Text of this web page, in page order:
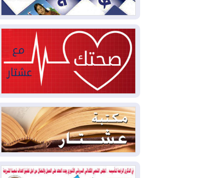
2026-08-03رئيس إقليم كوردستان في
2026-08-03
العراق يؤكد مجدداً التزامه
بمنع الهجمات على الدول المجاورة
2026-08-03
العجز والاقتراض يطوقان
المالية العراقية.. اقتراض يتجاوز 3 تريليونات
دينار!
2026-08-03كوبا تغرق في الظلام مجددا
وانهيار الشبكة الكهربائية
2026-08-03
أوامر بإجلاء 60 ألف شخص
بسبب الحرائق في ولاية واشنطن